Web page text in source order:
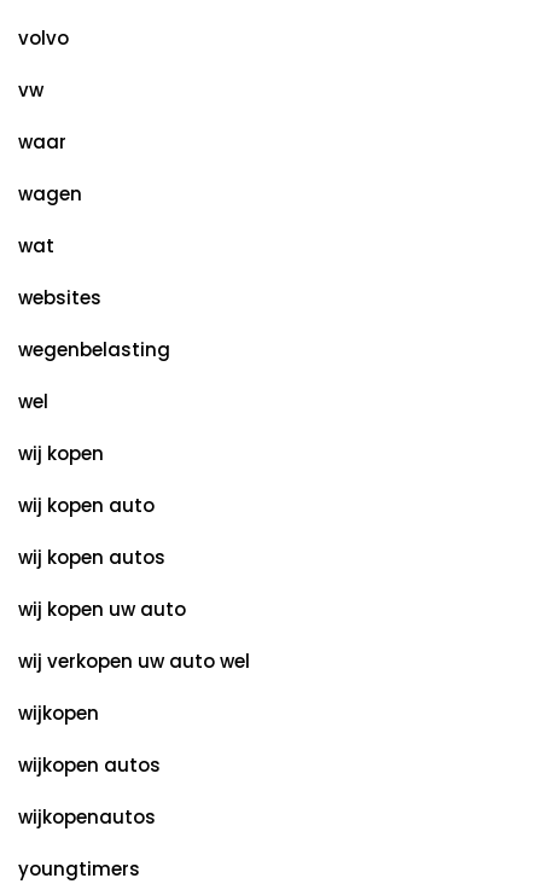
volvo
vw
waar
wagen
wat
websites
wegenbelasting
wel
wij kopen
wij kopen auto
wij kopen autos
wij kopen uw auto
wij verkopen uw auto wel
wijkopen
wijkopen autos
wijkopenautos
youngtimers